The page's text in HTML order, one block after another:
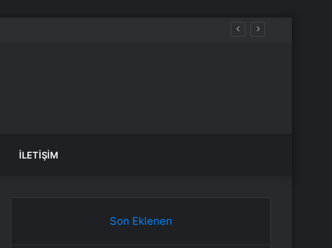
İLETIŞIM
Son Eklenen